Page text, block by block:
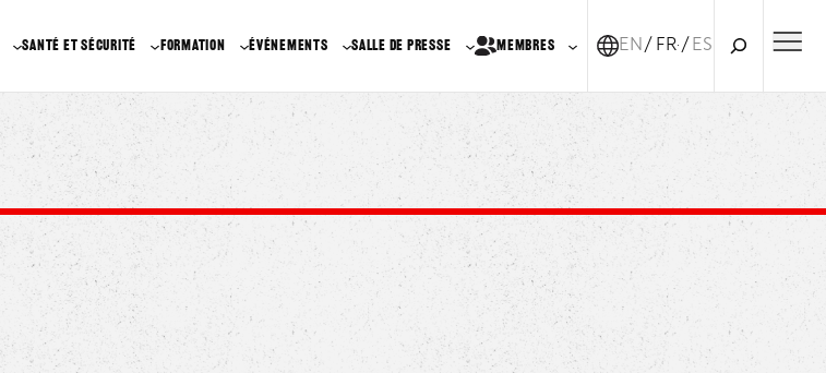
SANTÉ ET SÉCURITÉ FORMATION ÉVÉNEMENTS SALLE DE PRESSE MEMBRES EN FR-CA
ES